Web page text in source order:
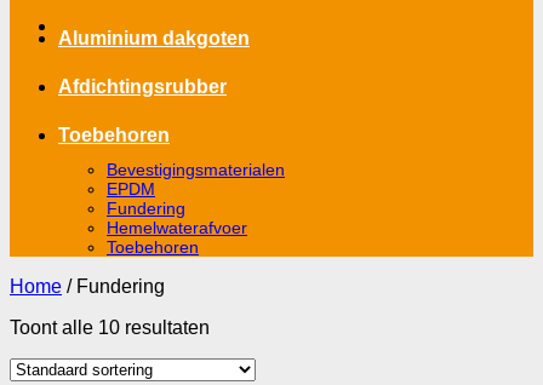
Aluminium dakgoten
Afdichtingsrubber
Toebehoren
Bevestigingsmaterialen
EPDM
Fundering
Hemelwaterafvoer
Toebehoren
Home /Fundering
Toont alle 10 resultaten